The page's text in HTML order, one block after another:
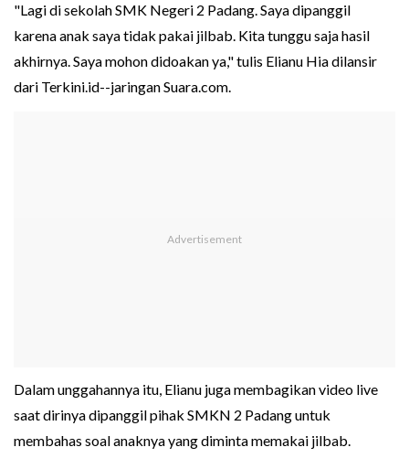
"Lagi di sekolah SMK Negeri 2 Padang. Saya dipanggil
karena anak saya tidak pakai jilbab. Kita tunggu saja hasil
akhirnya. Saya mohon didoakan ya," tulis Elianu Hia dilansir
dari Terkini.id--jaringan Suara.com.
Dalam unggahannya itu, Elianu juga membagikan video live
saat dirinya dipanggil pihak SMKN 2 Padang untuk
membahas soal anaknya yang diminta memakai jilbab.